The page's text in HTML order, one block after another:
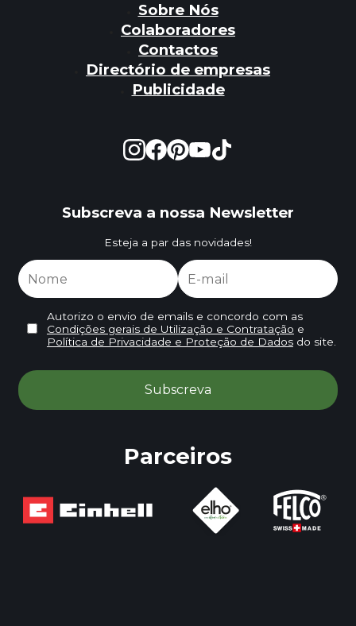
Sobre Nós
Colaboradores
Contactos
Directório de empresas
Publicidade
Subscreva a nossa Newsletter
Esteja a par das novidades!
Autorizo o envio de emails e concordo com as
Condições gerais de Utilização e Contratação e
Política de Privacidade e Proteção de Dadosdo site.
Parceiros